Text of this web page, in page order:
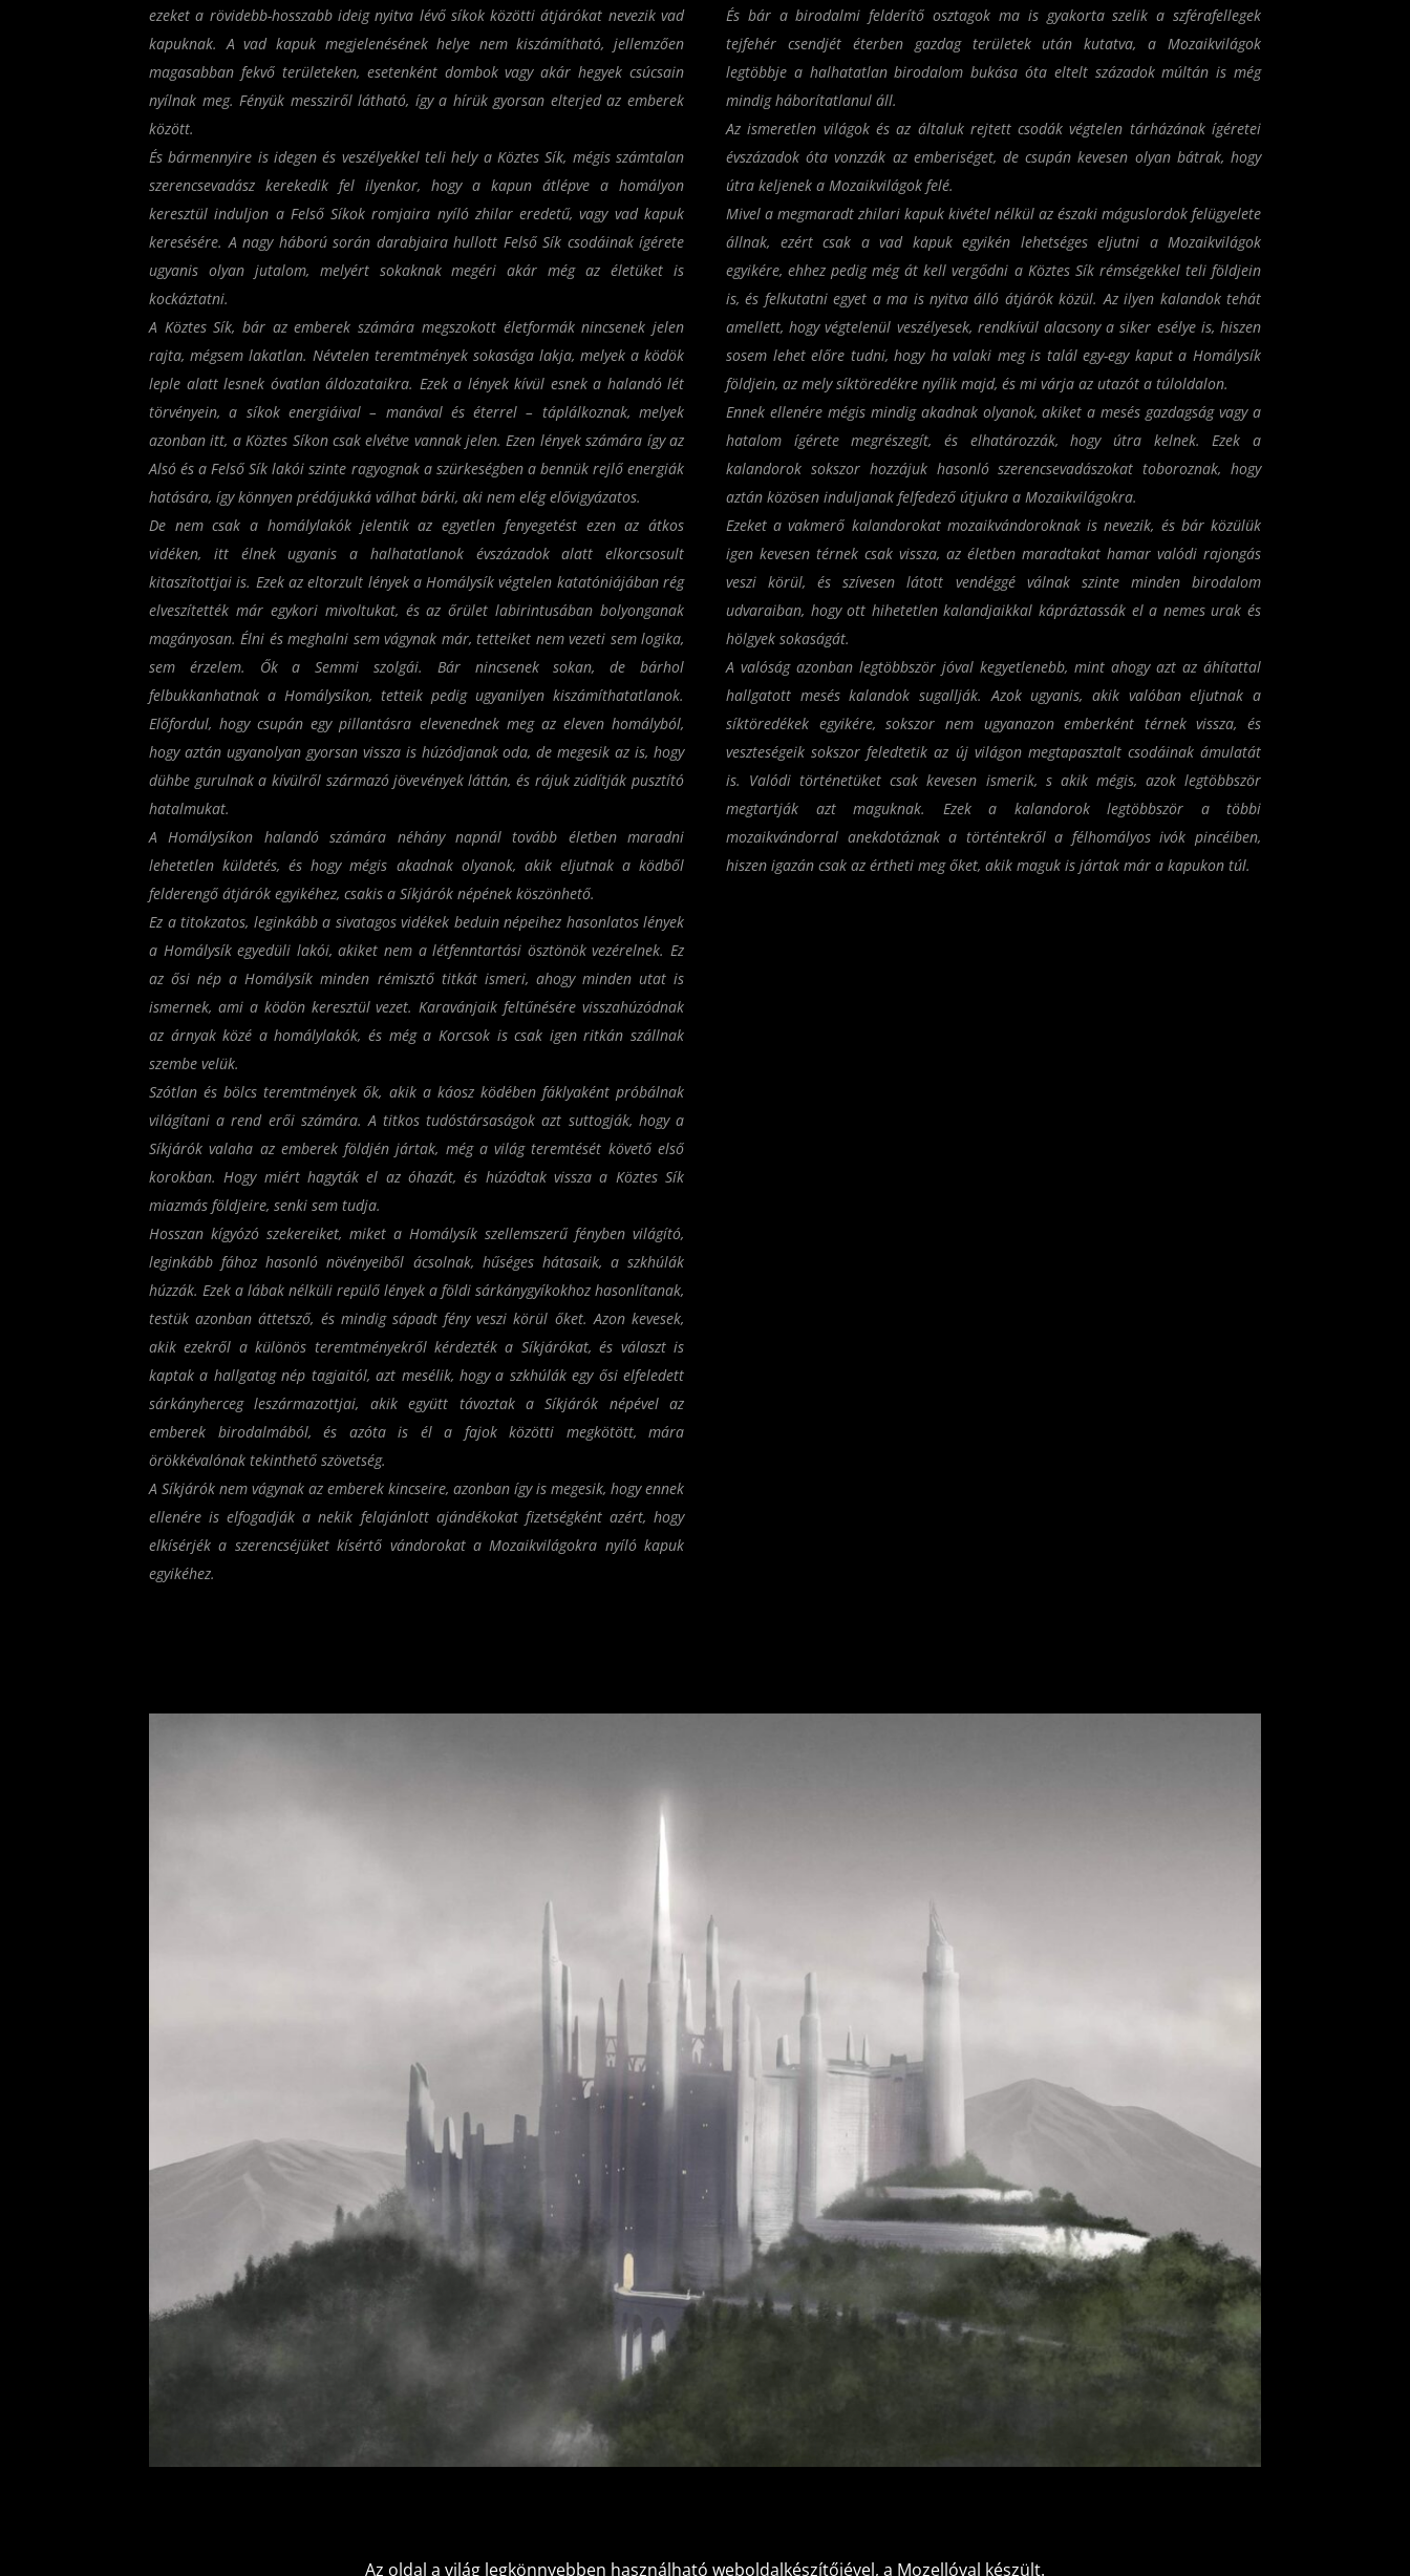
ezeket a rövidebb-hosszabb ideig nyitva lévő síkok közötti átjárókat nevezik vad
kapuknak. A vad kapuk megjelenésének helye nem kiszámítható, jellemzően
magasabban fekvő területeken, esetenként dombok vagy akár hegyek csúcsain
nyílnak meg. Fényük messziről látható, így a hírük gyorsan elterjed az emberek
között.
És bármennyire is idegen és veszélyekkel teli hely a Köztes Sík, mégis számtalan
szerencsevadász kerekedik fel ilyenkor, hogy a kapun átlépve a homályon
keresztül induljon a Felső Síkok romjaira nyíló zhilar eredetű, vagy vad kapuk
keresésére. A nagy háború során darabjaira hullott Felső Sík csodáinak ígérete
ugyanis olyan jutalom, melyért sokaknak megéri akár még az életüket is
kockáztatni.
A Köztes Sík, bár az emberek számára megszokott életformák nincsenek jelen
rajta, mégsem lakatlan. Névtelen teremtmények sokasága lakja, melyek a ködök
leple alatt lesnek óvatlan áldozataikra. Ezek a lények kívül esnek a halandó lét
törvényein, a síkok energiáival – manával és éterrel – táplálkoznak, melyek
azonban itt, a Köztes Síkon csak elvétve vannak jelen. Ezen lények számára így az
Alsó és a Felső Sík lakói szinte ragyognak a szürkeségben a bennük rejlő energiák
hatására, így könnyen prédájukká válhat bárki, aki nem elég elővigyázatos.
De nem csak a homálylakók jelentik az egyetlen fenyegetést ezen az átkos
vidéken, itt élnek ugyanis a halhatatlanok évszázadok alatt elkorcsosult
kitaszítottjai is. Ezek az eltorzult lények a Homálysík végtelen katatóniájában rég
elveszítették már egykori mivoltukat, és az őrület labirintusában bolyonganak
magányosan. Élni és meghalni sem vágynak már, tetteiket nem vezeti sem logika,
sem érzelem. Ők a Semmi szolgái. Bár nincsenek sokan, de bárhol
felbukkanhatnak a Homálysíkon, tetteik pedig ugyanilyen kiszámíthatatlanok.
Előfordul, hogy csupán egy pillantásra elevenednek meg az eleven homályból,
hogy aztán ugyanolyan gyorsan vissza is húzódjanak oda, de megesik az is, hogy
dühbe gurulnak a kívülről származó jövevények láttán, és rájuk zúdítják pusztító
hatalmukat.
A Homálysíkon halandó számára néhány napnál tovább életben maradni
lehetetlen küldetés, és hogy mégis akadnak olyanok, akik eljutnak a ködből
felderengő átjárók egyikéhez, csakis a Síkjárók népének köszönhető.
Ez a titokzatos, leginkább a sivatagos vidékek beduin népeihez hasonlatos lények
a Homálysík egyedüli lakói, akiket nem a létfenntartási ösztönök vezérelnek. Ez
az ősi nép a Homálysík minden rémisztő titkát ismeri, ahogy minden utat is
ismernek, ami a ködön keresztül vezet. Karavánjaik feltűnésére visszahúzódnak
az árnyak közé a homálylakók, és még a Korcsok is csak igen ritkán szállnak
szembe velük.
Szótlan és bölcs teremtmények ők, akik a káosz ködében fáklyaként próbálnak
világítani a rend erői számára. A titkos tudóstársaságok azt suttogják, hogy a
Síkjárók valaha az emberek földjén jártak, még a világ teremtését követő első
korokban. Hogy miért hagyták el az óhazát, és húzódtak vissza a Köztes Sík
miazmás földjeire, senki sem tudja.
Hosszan kígyózó szekereiket, miket a Homálysík szellemszerű fényben világító,
leginkább fához hasonló növényeiből ácsolnak, hűséges hátasaik, a szkhúlák
húzzák. Ezek a lábak nélküli repülő lények a földi sárkánygyíkokhoz hasonlítanak,
testük azonban áttetsző, és mindig sápadt fény veszi körül őket. Azon kevesek,
akik ezekről a különös teremtményekről kérdezték a Síkjárókat, és választ is
kaptak a hallgatag nép tagjaitól, azt mesélik, hogy a szkhúlák egy ősi elfeledett
sárkányherceg leszármazottjai, akik együtt távoztak a Síkjárók népével az
emberek birodalmából, és azóta is él a fajok közötti megkötött, mára
örökkévalónak tekinthető szövetség.
A Síkjárók nem vágynak az emberek kincseire, azonban így is megesik, hogy ennek
ellenére is elfogadják a nekik felajánlott ajándékokat fizetségként azért, hogy
elkísérjék a szerencséjüket kísértő vándorokat a Mozaikvilágokra nyíló kapuk
egyikéhez.
És bár a birodalmi felderítő osztagok ma is gyakorta szelik a szférafellegek
tejfehér csendjét éterben gazdag területek után kutatva, a Mozaikvilágok
legtöbbje a halhatatlan birodalom bukása óta eltelt századok múltán is még
mindig háborítatlanul áll.
Az ismeretlen világok és az általuk rejtett csodák végtelen tárházának ígéretei
évszázadok óta vonzzák az emberiséget, de csupán kevesen olyan bátrak, hogy
útra keljenek a Mozaikvilágok felé.
Mivel a megmaradt zhilari kapuk kivétel nélkül az északi máguslordok felügyelete
állnak, ezért csak a vad kapuk egyikén lehetséges eljutni a Mozaikvilágok
egyikére, ehhez pedig még át kell vergődni a Köztes Sík rémségekkel teli földjein
is, és felkutatni egyet a ma is nyitva álló átjárók közül. Az ilyen kalandok tehát
amellett, hogy végtelenül veszélyesek, rendkívül alacsony a siker esélye is, hiszen
sosem lehet előre tudni, hogy ha valaki meg is talál egy-egy kaput a Homálysík
földjein, az mely síktöredékre nyílik majd, és mi várja az utazót a túloldalon.
Ennek ellenére mégis mindig akadnak olyanok, akiket a mesés gazdagság vagy a
hatalom ígérete megrészegít, és elhatározzák, hogy útra kelnek. Ezek a
kalandorok sokszor hozzájuk hasonló szerencsevadászokat toboroznak, hogy
aztán közösen induljanak felfedező útjukra a Mozaikvilágokra.
Ezeket a vakmerő kalandorokat mozaikvándoroknakis nevezik, és bár közülük
igen kevesen térnek csak vissza, az életben maradtakat hamar valódi rajongás
veszi körül, és szívesen látott vendéggé válnak szinte minden birodalom
udvaraiban, hogy ott hihetetlen kalandjaikkal kápráztassák el a nemes urak és
hölgyek sokaságát.
A valóság azonban legtöbbször jóval kegyetlenebb, mint ahogy azt az áhítattal
hallgatott mesés kalandok sugallják. Azok ugyanis, akik valóban eljutnak a
síktöredékek egyikére, sokszor nem ugyanazon emberként térnek vissza, és
veszteségeik sokszor feledtetik az új világon megtapasztalt csodáinak ámulatát
is. Valódi történetüket csak kevesen ismerik, s akik mégis, azok legtöbbször
megtartják azt maguknak. Ezek a kalandorok legtöbbször a többi
mozaikvándorral anekdotáznak a történtekről a félhomályos ivók pincéiben,
hiszen igazán csak az értheti meg őket, akik maguk is jártak már a kapukon túl.
Az oldal a világ legkönnyebben használható weboldalkészítőjével, a Mozellóval készült.